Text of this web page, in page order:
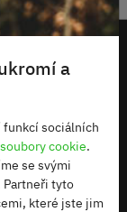
a
funkcí sociálních
cookie.
se svými
Partneři tyto
které jste jim